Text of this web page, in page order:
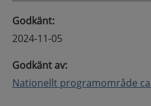
Godkänt:
2024-11-05
Godkänt av:
Nationellt programområde